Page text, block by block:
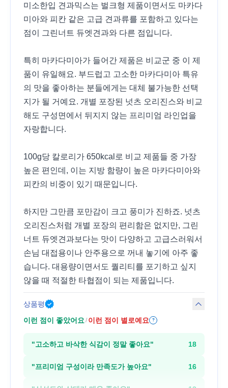
미소한입 견과믹스는 벌크형 제품이면서도 마카다
미아와 피칸 같은 고급 견과류를 포함하고 있다는
점이 그린너트 듀엣견과와 다른 점입니다.
특히 마카다미아가 들어간 제품은 비교군 중 이 제
품이 유일해요. 부드럽고 고소한 마카다미아 특유
의 맛을 좋아하는 분들에게는 대체 불가능한 선택
지가 될 거예요. 개별 포장된 넛츠 오리진스와 비교
해도 구성면에서 뒤지지 않는 프리미엄 라인업을
자랑합니다.
100g당 칼로리가 650kcal로 비교 제품들 중 가장
높은 편인데, 이는 지방 함량이 높은 마카다미아와
피칸의 비중이 있기 때문입니다.
하지만 그만큼 포만감이 크고 풍미가 진하죠. 넛츠
오리진스처럼 개별 포장의 편리함은 없지만, 그린
너트 듀엣견과보다는 맛이 다양하고 고급스러워서
손님 대접용이나 안주용으로 꺼내 놓기에 아주 좋
습니다. 대용량이면서도 퀄리티를 포기하고 싶지
않을 때 적절한 타협점이 되는 제품입니다.
상품평
이런 점이 좋았어요 / 이런 점이 별로예요 ?
"고소하고 바삭한 식감이 정말 좋아요" 18
"프리미엄 구성이라 만족도가 높아요" 16